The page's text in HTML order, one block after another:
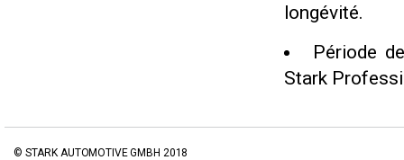
longévité.
Période
Stark
© STARK AUTOMOTIVE GMBH 2018